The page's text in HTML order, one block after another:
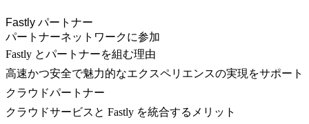
Fastly パートナー
パートナーネットワークに参加
Fastly とパートナーを組む理由
高速かつ安全で魅力的なエクスペリエンスの実現をサポート
クラウドパートナー
クラウドサービスと Fastly を統合するメリット